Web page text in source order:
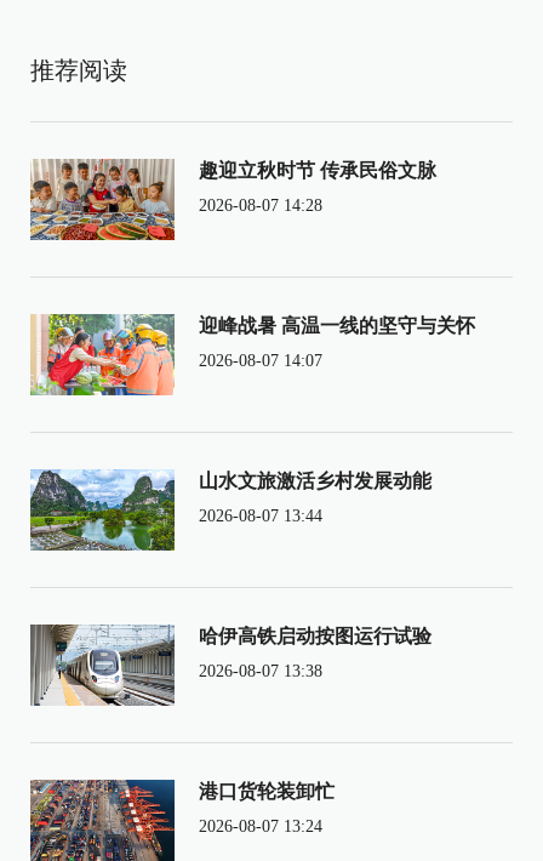
推荐阅读
趣迎立秋时节 传承民俗文脉
2026-08-07 14:28
迎峰战暑 高温一线的坚守与关怀
2026-08-07 14:07
山水文旅激活乡村发展动能
2026-08-07 13:44
哈伊高铁启动按图运行试验
2026-08-07 13:38
港口货轮装卸忙
2026-08-07 13:24